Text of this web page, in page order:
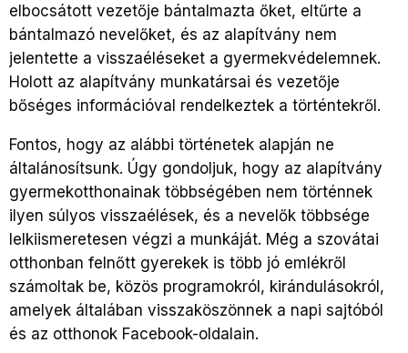
elbocsátott vezetője bántalmazta őket, eltűrte a
bántalmazó nevelőket, és az alapítvány nem
jelentette a visszaéléseket a gyermekvédelemnek.
Holott az alapítvány munkatársai és vezetője
bőséges információval rendelkeztek a történtekről.
Fontos, hogy az alábbi történetek alapján ne
általánosítsunk. Úgy gondoljuk, hogy az alapítvány
gyermekotthonainak többségében nem történnek
ilyen súlyos visszaélések, és a nevelők többsége
lelkiismeretesen végzi a munkáját. Még a szovátai
otthonban felnőtt gyerekek is több jó emlékről
számoltak be, közös programokról, kirándulásokról,
amelyek általában visszaköszönnek a napi sajtóból
és az otthonok Facebook-oldalain.